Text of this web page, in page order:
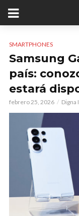
SMARTPHONES
Samsung
país:
estará
febrero 25, 2026 Digna